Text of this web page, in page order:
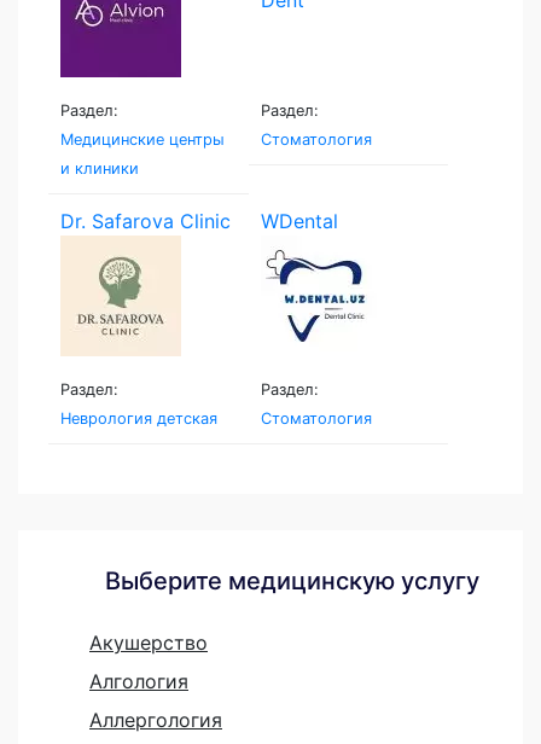
Раздел:
Медицинские центры
и клиники
Раздел:
Стоматология
Dr. Safarova Clinic
Раздел:
Неврология детская
WDental
Раздел:
Стоматология
Выберите медицинскую услугу
Акушерство
Алгология
Аллергология